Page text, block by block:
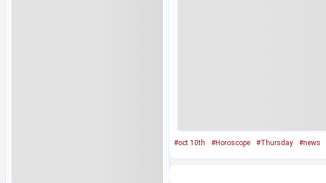
#oct 10th #Horoscope #Thursday #news